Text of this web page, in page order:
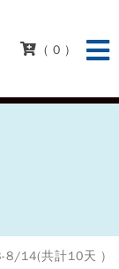
( 0 )
8/14(共計10天 )